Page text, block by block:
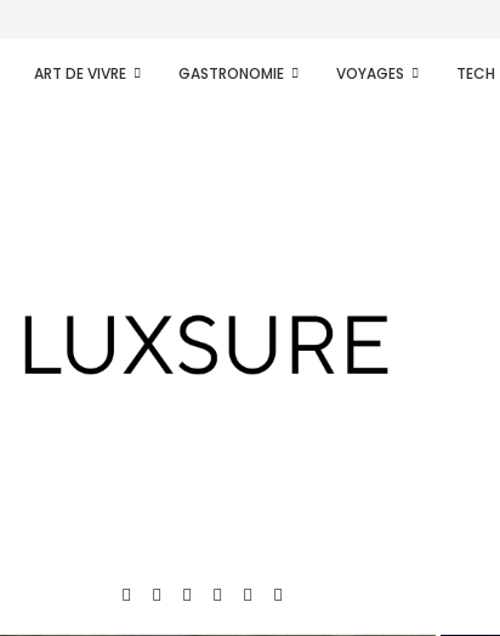
ART DE VIVRE GASTRONOMIE VOYAGES TECH